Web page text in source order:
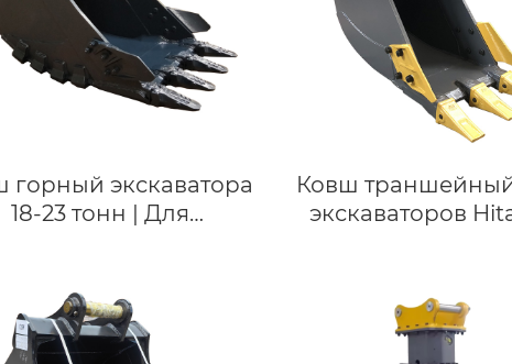
насоса.
горный экскаватора
18-23 тонн | Для
Индивидуальное
изготовление
Ковш
экскаваторов